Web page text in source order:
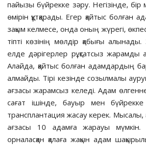
пайызы бүйрекке зәру. Негізінде,
өмірін құтқарады. Егер қайтыс болған
зақым келмесе, онда оның жүрегі,
тіпті көзінің мөлдір қабығы
елде дәрігерлер рұқсатсыз жарамды
Алайда, қайтыс болған адамдардың
алмайды. Тірі кезінде созылмалы
ағзасы жарамсыз келеді. Адам
сағат ішінде, бауыр мен
трансплантация жасау керек. Мысалы,
ағзасы 10 адамға жарауы
орналасқан қалаға жақын адам